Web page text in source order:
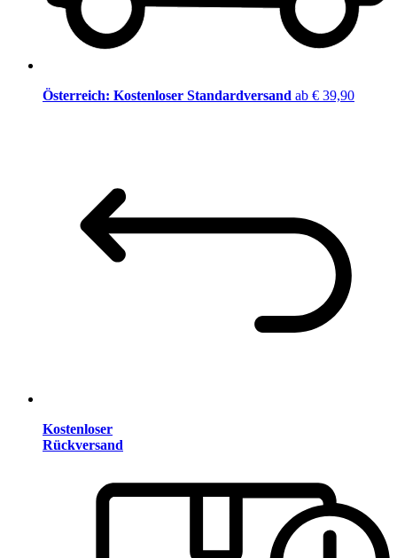
Österreich: Kostenloser Standardversand ab € 39,90
Kostenloser
Rückversand